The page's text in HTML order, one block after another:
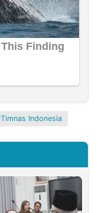
Timnas Indonesia